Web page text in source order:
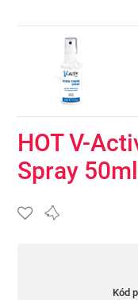
HOT V-
Spray
Kód